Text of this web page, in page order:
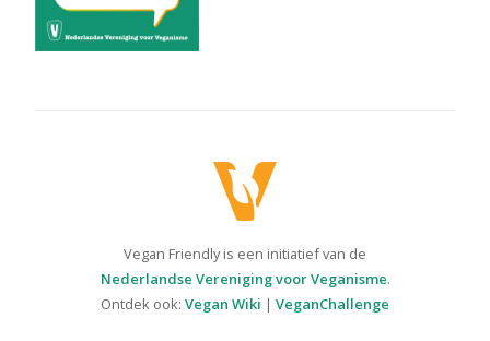
Vegan Friendly is een initiatief van de
Nederlandse Vereniging voor Veganisme.
Ontdek ook: Vegan Wiki | VeganChallenge